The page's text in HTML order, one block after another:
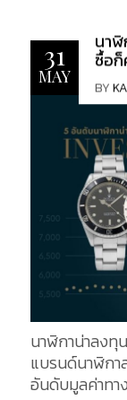
ขั้นตอนการผลิ
นี้ ไม่ว่าจะใช้
ว่า Patek
เหมาะกับทุกสถานการณ์ สิ่งที่
Aquanaut คื
และรังสียูวี โ
สูงสุดถึง 200
น้ำหรือดำน้ำ
เป็นแบบ
ซึ่งประกอบด้
ทนทานมากขึ้
เท่านั้น ยังไม่
ใส่อีกด้วย และในวันนี้ เราได้ทำการรวบรวมรุ่น Top สุด
ฮิต! จากคอลเ
001, 5968A-
5072R-001
กำลังมองหาน
31
MAY
นา
ซื้อก็
BY
นาฬิกาน่าลงทุ
แบรนด์นาฬิกา
อันดับมูลค่าทา